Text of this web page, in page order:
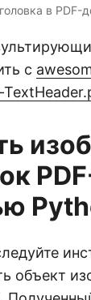
в PDF-
с
объект